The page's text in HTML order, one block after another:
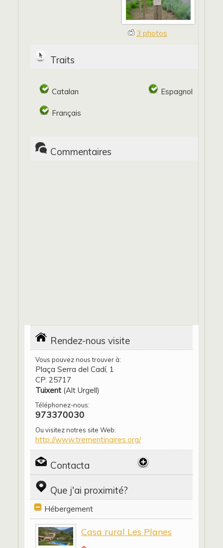
3 photos
Traits
Catalan Espagnol
Français
Commentaires
Rendez-nous visite
Vous pouvez nous trouver à:
Plaça Serra del Cadí, 1
CP. 25717
Tuixent (Alt Urgell)
Téléphonez-nous:
973370030
Ou visitez notres site Web:
http://www.trementinaires.org/
Contacta
Que j'ai proximité?
Hébergement
Casa rural Les Planes